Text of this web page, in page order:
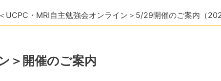
＜UCPC・MRI自主勉強会オンライン＞5/29開催のご案内（
＞開催のご案内